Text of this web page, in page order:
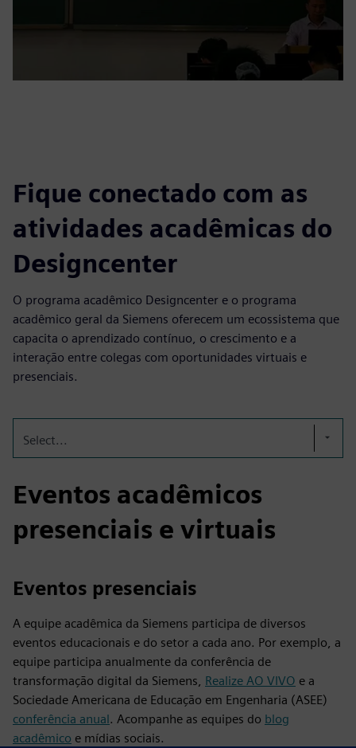
Fique conectado com as
atividades acadêmicas do
Designcenter
O programa acadêmico Designcenter e o programa
acadêmico geral da Siemens oferecem um ecossistema que
capacita o aprendizado contínuo, o crescimento e a
interação entre colegas com oportunidades virtuais e
presenciais.
Select...
Eventos acadêmicos
presenciais e virtuais
Eventos presenciais
A equipe acadêmica da Siemens participa de diversos
eventos educacionais e do setor a cada ano. Por exemplo, a
equipe participa anualmente da conferência de
transformação digital da Siemens, Realize AO VIVO e a
Sociedade Americana de Educação em Engenharia (ASEE)
conferência anual. Acompanhe as equipes do blog
acadêmico e mídias sociais.